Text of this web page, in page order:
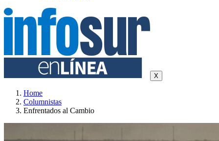
X
Home
Columnistas
Enfrentados al Cambio